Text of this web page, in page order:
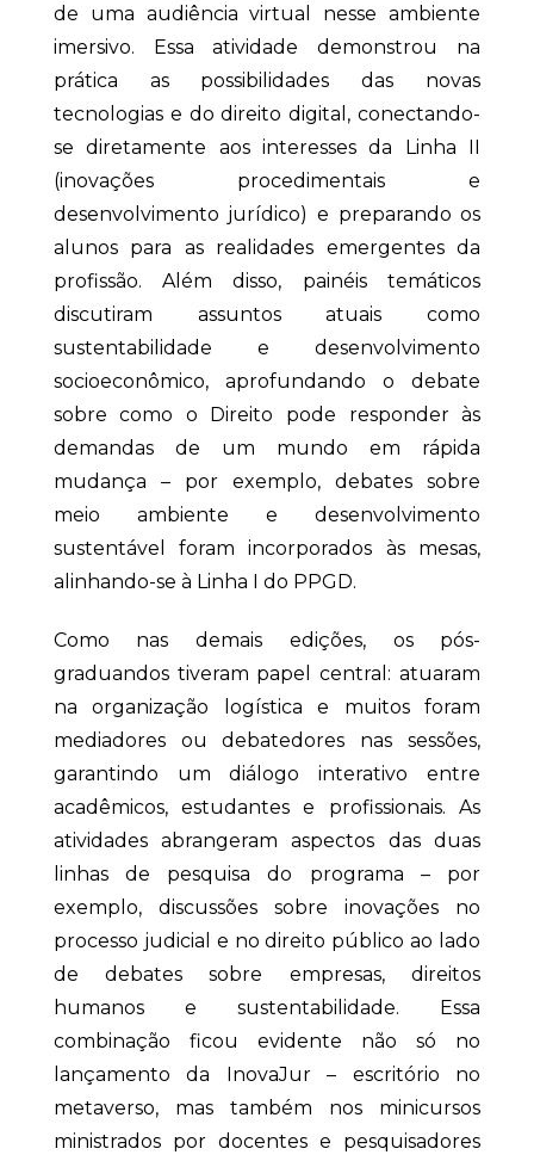
de uma audiência virtual nesse ambiente
imersivo. Essa atividade demonstrou na
prática as possibilidades das novas
tecnologias e do direito digital, conectando-
se diretamente aos interesses da Linha II
(inovações procedimentais e
desenvolvimento jurídico) e preparando os
alunos para as realidades emergentes da
profissão. Além disso, painéis temáticos
discutiram assuntos atuais como
sustentabilidade e desenvolvimento
socioeconômico, aprofundando o debate
sobre como o Direito pode responder às
demandas de um mundo em rápida
mudança – por exemplo, debates sobre
meio ambiente e desenvolvimento
sustentável foram incorporados às mesas,
alinhando-se à Linha I do PPGD.
Como nas demais edições, os pós-
graduandos tiveram papel central: atuaram
na organização logística e muitos foram
mediadores ou debatedores nas sessões,
garantindo um diálogo interativo entre
acadêmicos, estudantes e profissionais. As
atividades abrangeram aspectos das duas
linhas de pesquisa do programa – por
exemplo, discussões sobre inovações no
processo judicial e no direito público ao lado
de debates sobre empresas, direitos
humanos e sustentabilidade. Essa
combinação ficou evidente não só no
lançamento da InovaJur – escritório no
metaverso, mas também nos minicursos
ministrados por docentes e pesquisadores